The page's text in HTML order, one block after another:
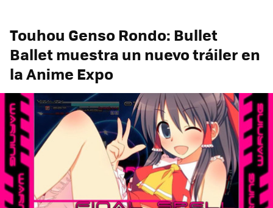
Touhou Genso Rondo: Bullet
Ballet muestra un nuevo tráiler en
la Anime Expo